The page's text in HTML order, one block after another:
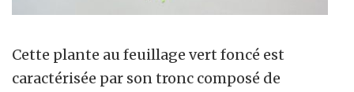
Cette plante au feuillage vert foncé est
caractérisée par son tronc composé de